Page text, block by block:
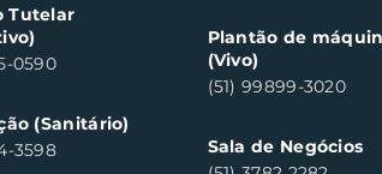
Tutelar
0590
(Sanitário)
3598
Plantão de
(Vivo)
(51) 99899-3020
Sala de Negócios